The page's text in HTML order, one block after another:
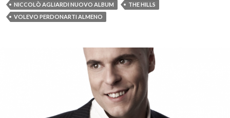
NICCOLÒ AGLIARDI NUOVO ALBUM
THE HILLS
VOLEVO PERDONARTI ALMENO